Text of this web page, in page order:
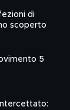
di
scoperto
5